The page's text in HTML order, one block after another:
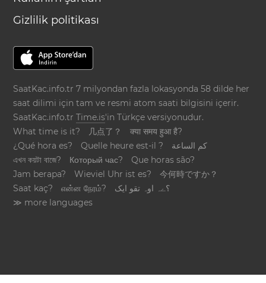
Gizlilik politikası
SaatKac.info.tr 7 milyondan fazla lokasyonda 58 dilde her
saat dilimi için tam ve resmi atom saati bilgisini içerir.
SaatKac.info.trTime.is'in Türkçe versiyonudur.
What time is it?
几点了？
क्या समय हुआ है?
¿Qué hora es?
Quelle heure est-il ?
كم الساعة
এখন কয়টা বাজে?
Который час?
Que horas são?
Jam berapa?
Wieviel Uhr ist es?
今何時ですか？
Saat kaç?
என்ன நேரம்?
؟ےہ اوہ تقو ایک
≫ more languages